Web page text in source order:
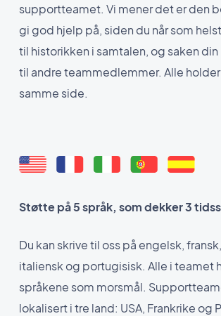
supportteamet. Vi mener det er den
gi god hjelp på, siden du når som
til historikken i samtalen, og saken
til andre teammedlemmer. Alle
samme side.
Støtte på 5 språk, som dekker 3
Du kan skrive til oss på engelsk,
italiensk og portugisisk. Alle i teamet
språkene som morsmål.
lokalisert i tre land: USA, Frankrike og